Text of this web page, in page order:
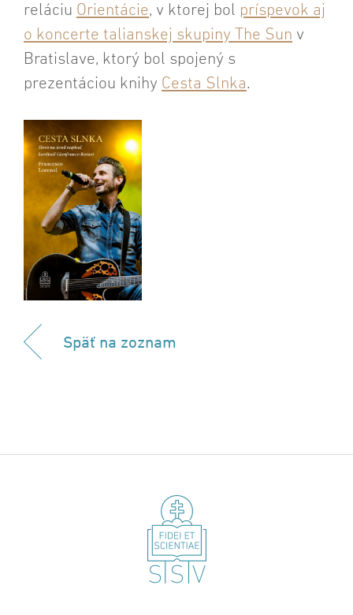
reláciu Orientácie, v ktorej bol príspevok aj
o koncerte talianskej skupiny The Sun v
Bratislave, ktorý bol spojený s
prezentáciou knihy Cesta Slnka.
Späť na zoznam